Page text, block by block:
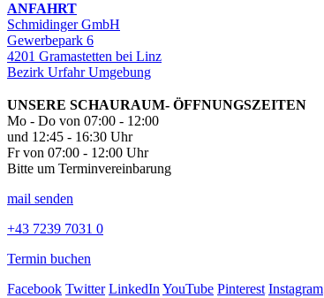
ANFAHRT
Schmidinger GmbH
Gewerbepark 6
4201 Gramastetten bei Linz
Bezirk Urfahr Umgebung
UNSERE SCHAURAUM- ÖFFNUNGSZEITEN
Mo - Do von 07:00 - 12:00
und 12:45 - 16:30 Uhr
Fr von 07:00 - 12:00 Uhr
Bitte um Terminvereinbarung
mail senden
+43 7239 7031 0
Termin buchen
Facebook Twitter LinkedInYouTube Pinterest Instagram